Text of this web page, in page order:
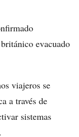
evacuado
viajeros se
a través de
sistemas